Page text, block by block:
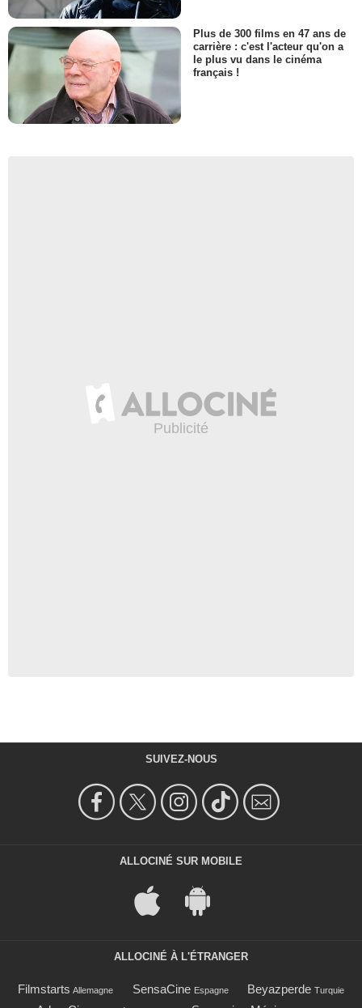
Plus de 300 films en 47 ans de
carrière : c'est l'acteur qu'on a
le plus vu dans le cinéma
français !
SUIVEZ-NOUS
ALLOCINÉ SUR MOBILE
ALLOCINÉ À L'ÉTRANGER
Filmstarts Allemagne SensaCine Espagne Beyazperde Turquie